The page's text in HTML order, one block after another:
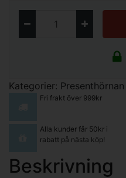
Kategorier: Presenthörnan
Fri frakt över 999kr
Alla kunder får 50kr i
rabatt på nästa köp!
Beskrivning